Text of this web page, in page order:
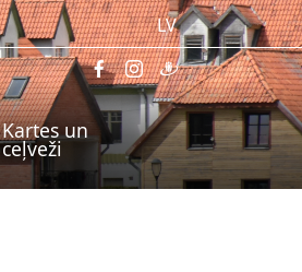
LV
Kartes un
ceļveži